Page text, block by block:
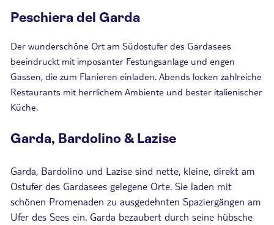
Peschiera del Garda
Der wunderschöne Ort am Südostufer des Gardasees
beeindruckt mit imposanter Festungsanlage und engen
Gassen, die zum Flanieren einladen. Abends locken zahlreiche
Restaurants mit herrlichem Ambiente und bester italienischer
Küche.
Garda, Bardolino & Lazise
Garda, Bardolino und Lazise sind nette, kleine, direkt am
Ostufer des Gardasees gelegene Orte. Sie laden mit
schönen Promenaden zu ausgedehnten Spaziergängen am
Ufer des Sees ein. Garda bezaubert durch seine hübsche